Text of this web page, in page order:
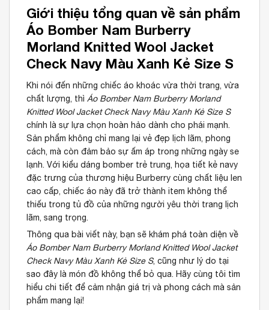
Giới thiệu tổng quan về sản phẩm
Áo Bomber Nam Burberry
Morland Knitted Wool Jacket
Check Navy Màu Xanh Kẻ Size S
Khi nói đến những chiếc áo khoác vừa thời trang, vừa
chất lượng, thì Áo Bomber Nam Burberry Morland
Knitted Wool Jacket Check Navy Màu Xanh Kẻ Size S
chính là sự lựa chọn hoàn hảo dành cho phái mạnh.
Sản phẩm không chỉ mang lại vẻ đẹp lịch lãm, phong
cách, mà còn đảm bảo sự ấm áp trong những ngày se
lạnh. Với kiểu dáng bomber trẻ trung, họa tiết kẻ navy
đặc trưng của thương hiệu Burberry cùng chất liệu len
cao cấp, chiếc áo này đã trở thành item không thể
thiếu trong tủ đồ của những người yêu thời trang lịch
lãm, sang trọng.
Thông qua bài viết này, bạn sẽ khám phá toàn diện về
Áo Bomber Nam Burberry Morland Knitted Wool Jacket
Check Navy Màu Xanh Kẻ Size S, cũng như lý do tại
sao đây là món đồ không thể bỏ qua. Hãy cùng tôi tìm
hiểu chi tiết để cảm nhận giá trị và phong cách mà sản
phẩm mang lại!